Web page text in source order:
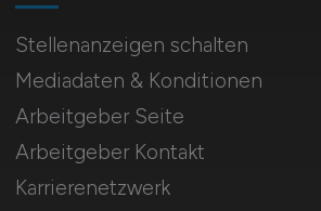
Stellenanzeigen schalten
Mediadaten & Konditionen
Arbeitgeber Seite
Arbeitgeber Kontakt
Karrierenetzwerk